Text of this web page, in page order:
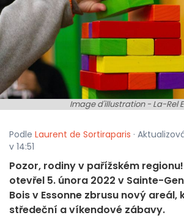
Image d'illustration - La-Rel
Podle Laurent de Sortiraparis ·
v 14:51
Pozor, rodiny v pařížském
otevřel 5. února 2022 v Sainte-
Bois v Essonne zbrusu nový
středeční a víkendové zábavy.